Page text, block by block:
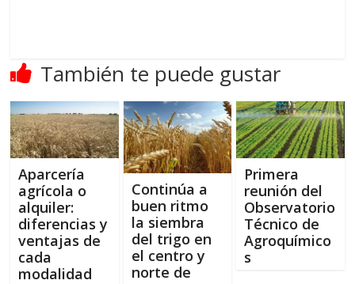
También te puede gustar
Aparcería
agrícola o
alquiler:
diferencias y
ventajas de
cada
modalidad
Continúa a
buen ritmo
la siembra
del trigo en
el centro y
norte de
Primera
reunión del
Observatorio
Técnico de
Agroquímico
s